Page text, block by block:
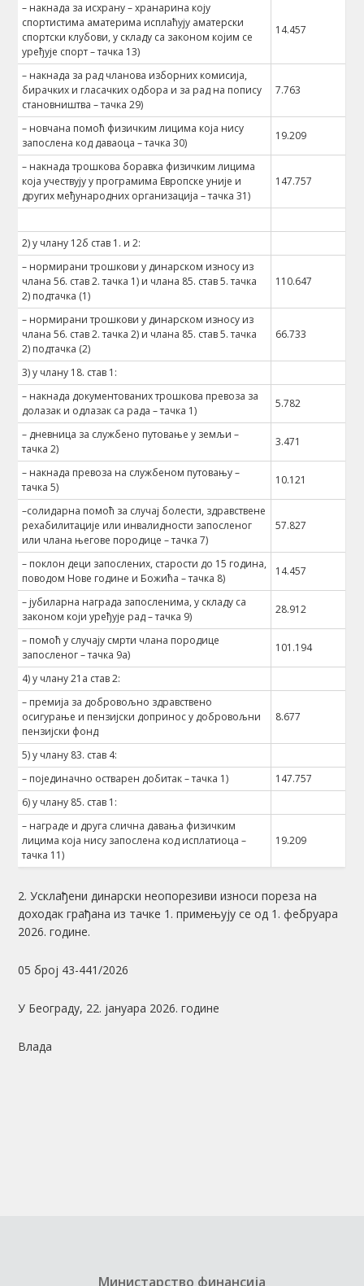
– накнада за исхрану – хранарина коју
спортистима аматерима исплаћују аматерски
спортски клубови, у складу са законом којим се
уређује спорт – тачка 13)
14.457
– накнада за рад чланова изборних комисија,
бирачких и гласачких одбора и за рад на попису
становништва – тачка 29)
7.763
– новчанa помоћ физичким лицима која нису
запослена код даваоца – тачка 30)
19.209
– накнада трошкова боравка физичким лицима
која учествују у програмима Европске уније и
других међународних организација – тачка 31)
147.757
2) у члану 12б став 1. и 2:
– нормирани трошкови у динарском износу из
члана 56. став 2. тачка 1) и члана 85. став 5. тачка
2) подтачка (1)
110.647
– нормирани трошкови у динарском износу из
члана 56. став 2. тачка 2) и члана 85. став 5. тачка
2) подтачка (2)
66.733
3) у члану 18. став 1:
– накнада документованих трошкова превоза за
долазак и одлазак са рада – тачка 1)
5.782
– дневница за службено путовање у земљи –
тачка 2)
3.471
– накнада превоза на службеном путовању –
тачка 5)
10.121
–солидарна помоћ за случај болести, здравствене
рехабилитације или инвалидности запосленог
или члана његове породице – тачка 7)
57.827
– поклон деци запослених, старости до 15 година,
поводом Нове године и Божића – тачка 8)
14.457
– јубиларна награда запосленима, у складу са
законом који уређује рад – тачка 9)
28.912
– помоћ у случају смрти члана породице
запосленог – тачка 9а)
101.194
4) у члану 21а став 2:
– премија за добровољно здравствено
осигурање и пензијски допринос у добровољни
пензијски фонд
8.677
5) у члану 83. став 4:
– појединачно остварен добитак – тачка 1)
147.757
6) у члану 85. став 1:
– награде и друга слична давања физичким
лицима која нису запослена код исплатиоца –
тачка 11)
19.209
2. Усклађени динарски неопорезиви износи пореза на
доходак грађана из тачке 1. примењују се од 1. фебруара
2026. године.
05 број 43-441/2026
У Београду, 22. јануара 2026. године
Влада
Министарство финансија